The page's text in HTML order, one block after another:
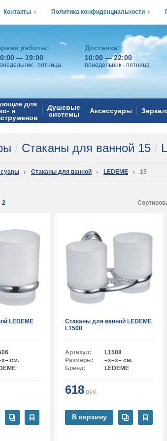
работы:
— 19:00
- пятница
Доставка:
10:00 — 22:00
понедельник - пятница
для
и
Душевые
системы
Аксессуары
/ Стаканы для ванной 15 /
Стаканы для ванной LEDEME 15
2
LEDEME
см.
Стаканы для ванной LEDEME
L1508
Артикул:
L1508
Размеры:
–x–x– см.
Бренд:
LEDEME
618 руб.
В корзину
Контакты Политика конфиденциальности